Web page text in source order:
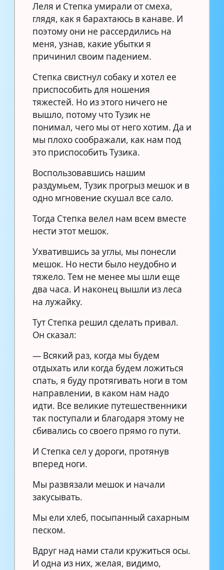
Леля и Степка умирали от смеха,
глядя, как я барахтаюсь в канаве. И
поэтому они не рассердились на
меня, узнав, какие убытки я
причинил своим падением.
Степка свистнул собаку и хотел ее
приспособить для ношения
тяжестей. Но из этого ничего не
вышло, потому что Тузик не
понимал, чего мы от него хотим. Да и
мы плохо соображали, как нам под
это приспособить Тузика.
Воспользовавшись нашим
раздумьем, Тузик прогрыз мешок и в
одно мгновение скушал все сало.
Тогда Степка велел нам всем вместе
нести этот мешок.
Ухватившись за углы, мы понесли
мешок. Но нести было неудобно и
тяжело. Тем не менее мы шли еще
два часа. И наконец вышли из леса
на лужайку.
Тут Степка решил сделать привал.
Он сказал:
— Всякий раз, когда мы будем
отдыхать или когда будем ложиться
спать, я буду протягивать ноги в том
направлении, в каком нам надо
идти. Все великие путешественники
так поступали и благодаря этому не
сбивались со своего прямо го пути.
И Степка сел у дороги, протянув
вперед ноги.
Мы развязали мешок и начали
закусывать.
Мы ели хлеб, посыпанный сахарным
песком.
Вдруг над нами стали кружиться осы.
И одна из них, желая, видимо,